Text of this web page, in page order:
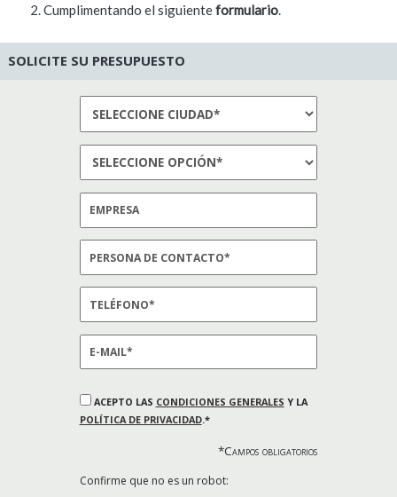
Cumplimentando el siguienteformulario.
SOLICITE SU PRESUPUESTO
ACEPTO LAS CONDICIONES GENERALES Y LA
POLÍTICA DE PRIVACIDAD.*
*Campos obligatorios
Confirme que no es un robot: